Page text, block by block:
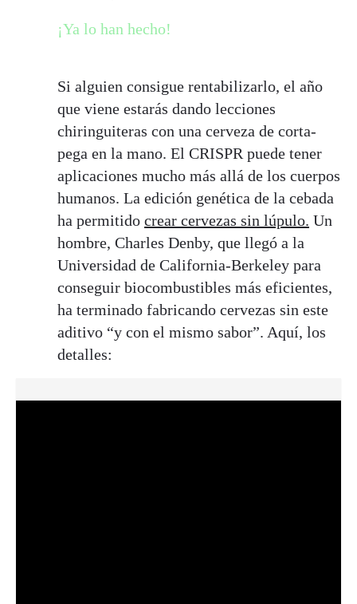
¡Ya lo han hecho!
Si alguien consigue rentabilizarlo, el año
que viene estarás dando lecciones
chiringuiteras con una cerveza de corta-
pega en la mano. El CRISPR puede tener
aplicaciones mucho más allá de los cuerpos
humanos. La edición genética de la cebada
ha permitido crear cervezas sin lúpulo. Un
hombre, Charles Denby, que llegó a la
Universidad de California-Berkeley para
conseguir biocombustibles más eficientes,
ha terminado fabricando cervezas sin este
aditivo “y con el mismo sabor”. Aquí, los
detalles: